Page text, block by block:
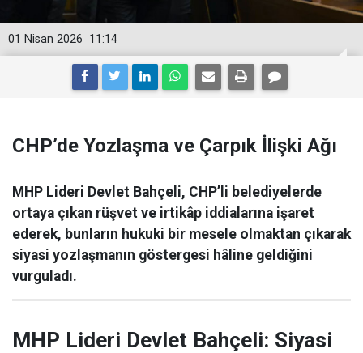
11:14
01 Nisan 2026
CHP’de Yozlaşma ve Çarpık İlişki Ağı
MHP Lideri Devlet Bahçeli, CHP’li belediyelerde
ortaya çıkan rüşvet ve irtikâp iddialarına işaret
ederek, bunların hukuki bir mesele olmaktan çıkarak
siyasi yozlaşmanın göstergesi hâline geldiğini
vurguladı.
MHP Lideri Devlet Bahçeli: Siyasi